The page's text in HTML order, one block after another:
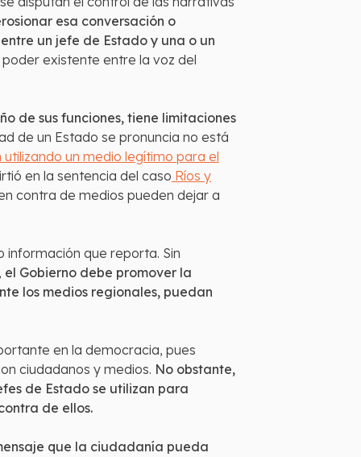
esa conversación o
un jefe de Estado y una o un
existente entre la voz del
de sus funciones, tiene limitaciones
de un Estado se pronuncia no está
un medio legítimo para el
en la sentencia del caso Ríos y
contra de medios pueden dejar a
información que reporta. Sin
el Gobierno debe promover la
los medios regionales, puedan
en la democracia, pues
ciudadanos y medios. No obstante,
de Estado se utilizan para
de ellos.
que la ciudadanía pueda